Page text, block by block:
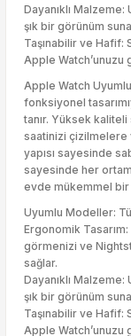
Dayanıklı
şık bir görünüm
Taşınabilir ve Hafif:
Apple
Apple Watch Uyumlu
fonksiyonel
tanır. Yüksek
saatinizi çizilmelere
yapısı sayesinde
sayesinde her
evde mükemmel bir
Uyumlu Modeller:
Ergonomik
görmenizi ve
sağlar.
Dayanıklı
şık bir görünüm
Taşınabilir ve Hafif:
Apple